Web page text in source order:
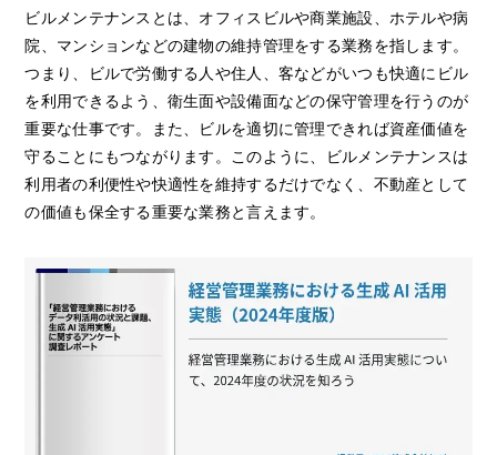
ビルメンテナンスとは、オフィスビルや商業施設、ホテルや病
院、マンションなどの建物の維持管理をする業務を指します。
つまり、ビルで労働する人や住人、客などがいつも快適にビル
を利用できるよう、衛生面や設備面などの保守管理を行うのが
重要な仕事です。また、ビルを適切に管理できれば資産価値を
守ることにもつながります。このように、ビルメンテナンスは
利用者の利便性や快適性を維持するだけでなく、不動産として
の価値も保全する重要な業務と言えます。